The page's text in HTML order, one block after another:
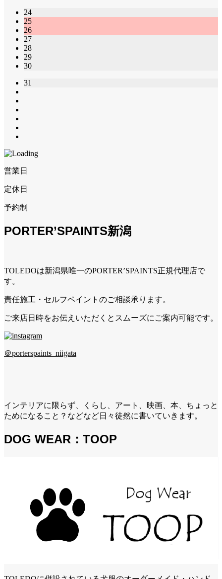
24
25
26
27
28
29
30
31
営業日
定休日
予約制
PORTER’SPAINTS新潟
TOLEDOは新潟県唯一のPORTER’SPAINTS正規代理店で
す。
責任施工・セルフペイントのご相談承ります。
ご来店日時をお伝えいただくとスムーズにご案内可能です。
＠porterspaints_niigata
インテリアに限らず、くらし、アート、映画、本、ちょっと
ためになること？などなど日々徒然に書いていきます。
DOG WEAR：TOOP